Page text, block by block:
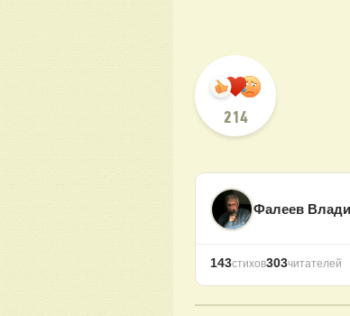
214
Фалеев
143стихов303читателей